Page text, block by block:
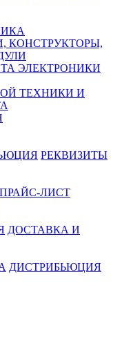
КОНСТРУКТОРЫ,
ЭЛЕКТРОНИКИ
ТЕХНИКИ И
РЕКВИЗИТЫ
ПРАЙС-ЛИСТ
ДОСТАВКА И
ДИСТРИБЬЮЦИЯ